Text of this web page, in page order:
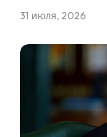
31 июля, 2026